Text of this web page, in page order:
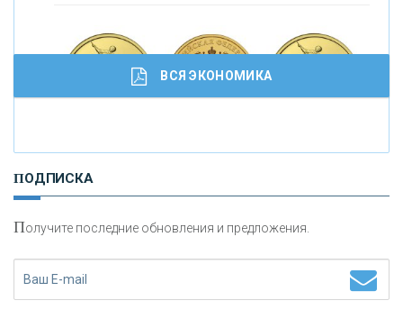
И
сохранения и увеличения капитала
ВСЯ ЭКОНОМИКА
ПОДПИСКА
Получите последние обновления и предложения.